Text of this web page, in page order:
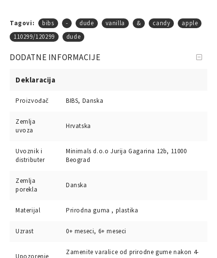
Tagovi: bibs - dude vanilla & candy
apple
110299/120299
dude
DODATNE INFORMACIJE
Deklaracija
Proizvođač BIBS, Danska
Zemlja
uvoza
Hrvatska
Uvoznik i
distributer
Minimals d.o.o Jurija Gagarina 12b, 11000
Beograd
Zemlja
porekla
Danska
Materijal Prirodna guma , plastika
Uzrast 0+ meseci, 6+ meseci
Upozorenje
Zamenite varalice od prirodne gume nakon 4-